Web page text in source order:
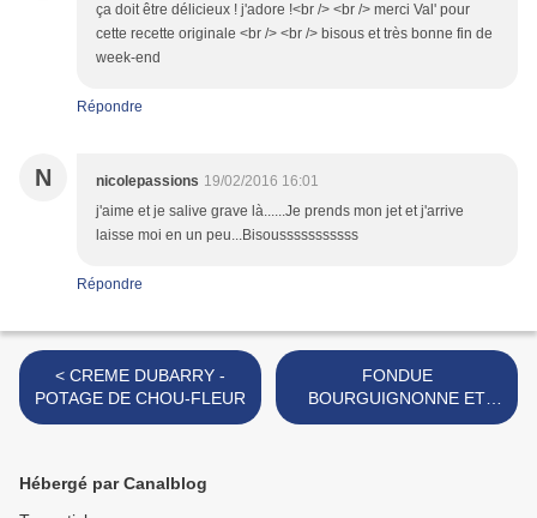
ça doit être délicieux ! j'adore !<br /> <br /> merci Val' pour
cette recette originale <br /> <br /> bisous et très bonne fin de
week-end
Répondre
N nicolepassions 19/02/2016 16:01
j'aime et je salive grave là......Je prends mon jet et j'arrive
laisse moi en un peu...Bisousssssssssss
Répondre
< CREME DUBARRY -
POTAGE DE CHOU-FLEUR
FONDUE
BOURGUIGNONNE ET
SES 6 SAUCES MAISON >
Hébergé par Canalblog